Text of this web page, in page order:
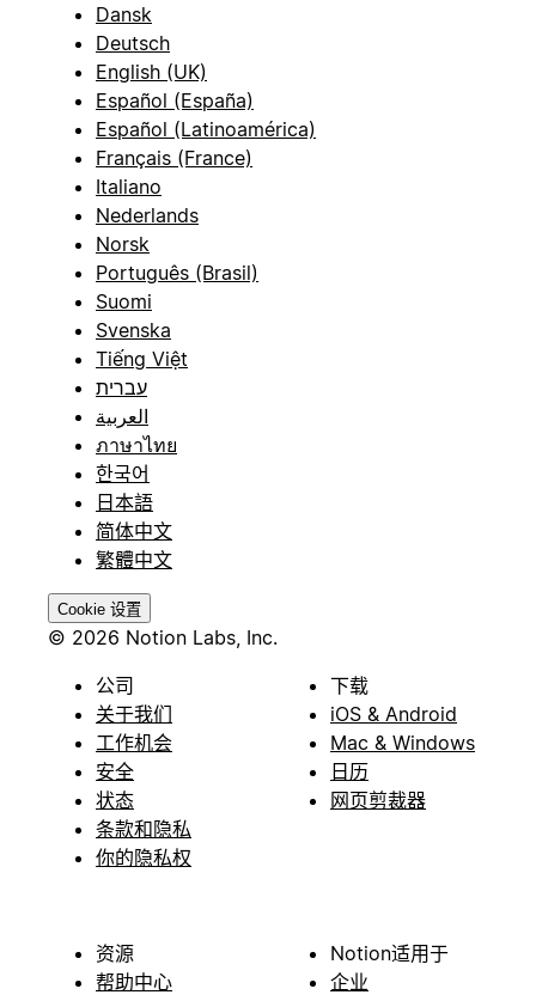
Dansk
Deutsch
English (UK)
Español (España)
Español (Latinoamérica)
Français (France)
Italiano
Nederlands
Norsk
Português (Brasil)
Suomi
Svenska
Tiếng Việt
עברית
العربية
ภาษาไทย
한국어
日本語
简体中文
繁體中文
Cookie 设置
© 2026 Notion Labs, Inc.
公司
关于我们
工作机会
安全
状态
条款和隐私
你的隐私权
下载
iOS & Android
Mac & Windows
日历
网页剪裁器
资源
帮助中心
Notion适用于
企业